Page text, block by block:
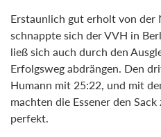
Erstaunlich gut erholt von der
schnappte sich der VVH in
ließ sich auch durch den
Erfolgsweg abdrängen. Den
Humann mit 25:22, und mit
machten die Essener den
perfekt.